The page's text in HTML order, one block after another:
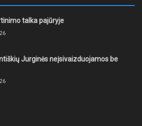
talka pajūryje
Jurginės neįsivaizduojamos be